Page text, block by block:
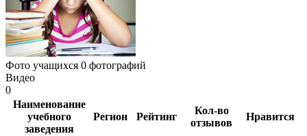
Фото учащихся 0 фотографий
Видео
0
Наименование
учебного
заведения
Регион Рейтинг
Кол-во
отзывов
Нравится